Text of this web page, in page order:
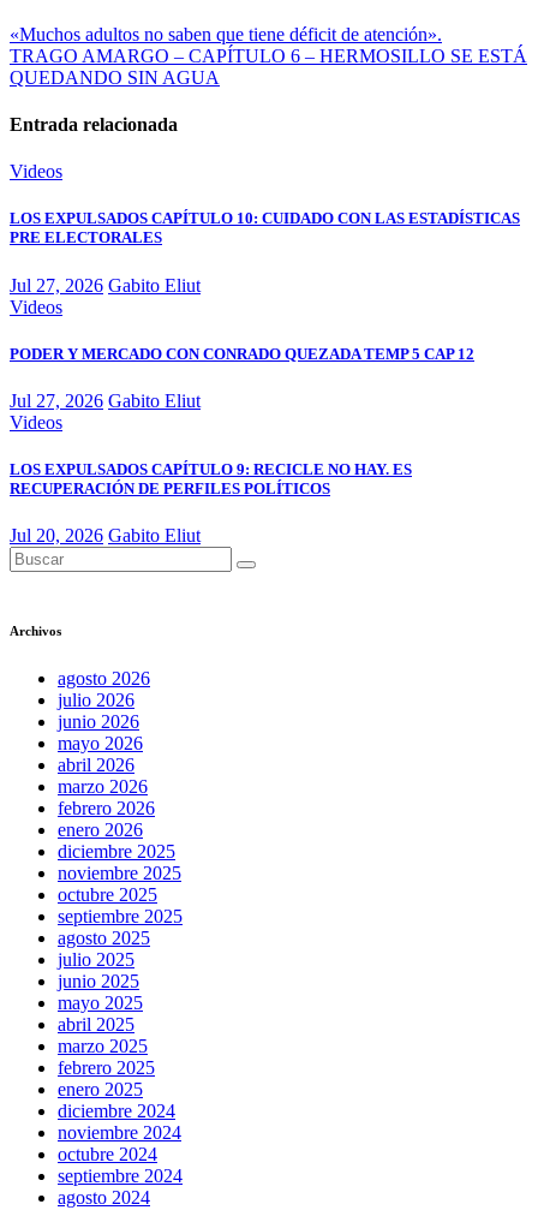
«Muchos adultos no saben que tiene déficit de atención».
TRAGO AMARGO – CAPÍTULO 6 – HERMOSILLO SE ESTÁ
QUEDANDO SIN AGUA
Entrada relacionada
Videos
LOS EXPULSADOS CAPÍTULO 10: CUIDADO CON LAS ESTADÍSTICAS
PRE ELECTORALES
Jul 27, 2026 Gabito Eliut
Videos
PODER Y MERCADO CON CONRADO QUEZADA TEMP 5 CAP 12
Jul 27, 2026 Gabito Eliut
Videos
LOS EXPULSADOS CAPÍTULO 9: RECICLE NO HAY. ES
RECUPERACIÓN DE PERFILES POLÍTICOS
Jul 20, 2026 Gabito Eliut
Archivos
agosto 2026
julio 2026
junio 2026
mayo 2026
abril 2026
marzo 2026
febrero 2026
enero 2026
diciembre 2025
noviembre 2025
octubre 2025
septiembre 2025
agosto 2025
julio 2025
junio 2025
mayo 2025
abril 2025
marzo 2025
febrero 2025
enero 2025
diciembre 2024
noviembre 2024
octubre 2024
septiembre 2024
agosto 2024